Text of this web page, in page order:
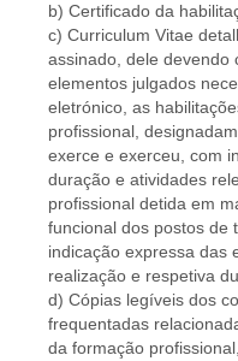
b) Certificado da
c) Curriculum Vitae
assinado, dele devendo
elementos julgados
eletrónico, as
profissional,
exerce e exerceu, com
duração e atividades
profissional detida em
funcional dos postos de
indicação expressa das
realização e respetiva
d) Cópias legíveis dos
frequentadas
da formação